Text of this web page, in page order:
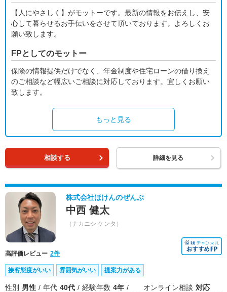
【人にやさしく】がモットーです。最新の情報をお伝えし、安
心して暮らせるお手伝いをさせて頂いております。よろしくお
願い致します。
FPとしてのモットー
保険の情報提供だけでなく、年金制度や住宅ローンの借り換え
のご相談など幅広いご相談に対応しております。宜しくお願い
致します。
もっと見る
相談する 詳細を見る
株式会社ほけんのぜんぶ
中西 健太
（ナカニシ ケンタ）
高評価レビュー 2件
接客態度がいい 雰囲気がいい 提案力がある
性別 男性 年代 40代 経験年数 4年 オンライン相談 対応